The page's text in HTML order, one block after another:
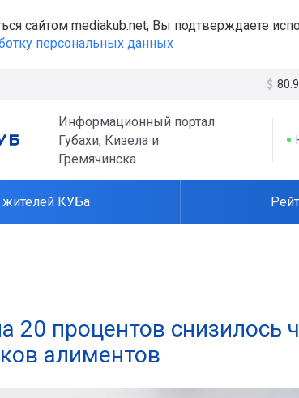
сайтом mediakub.net, Вы подтверждаете
персональных данных
Информационный портал
Губахи, Кизела и
Гремячинска
жителей КУБа
20 процентов снизилось
алиментов